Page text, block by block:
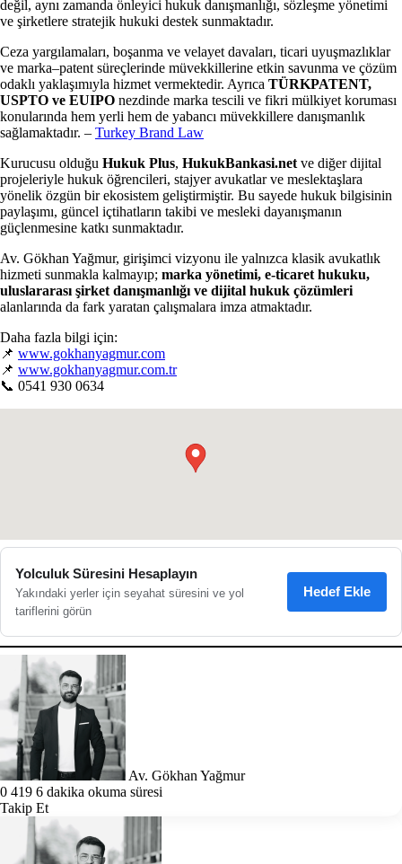
değil, aynı zamanda önleyici hukuk danışmanlığı, sözleşme yönetimi
ve şirketlere stratejik hukuki destek sunmaktadır.
Ceza yargılamaları, boşanma ve velayet davaları, ticari uyuşmazlıklar
ve marka–patent süreçlerinde müvekkillerine etkin savunma ve çözüm
odaklı yaklaşımıyla hizmet vermektedir. Ayrıca TÜRKPATENT,
USPTO ve EUIPO nezdinde marka tescili ve fikri mülkiyet koruması
konularında hem yerli hem de yabancı müvekkillere danışmanlık
sağlamaktadır. – Turkey Brand Law
Kurucusu olduğu Hukuk Plus, HukukBankasi.net ve diğer dijital
projeleriyle hukuk öğrencileri, stajyer avukatlar ve meslektaşlara
yönelik özgün bir ekosistem geliştirmiştir. Bu sayede hukuk bilgisinin
paylaşımı, güncel içtihatların takibi ve mesleki dayanışmanın
güçlenmesine katkı sunmaktadır.
Av. Gökhan Yağmur, girişimci vizyonu ile yalnızca klasik avukatlık
hizmeti sunmakla kalmayıp; marka yönetimi, e-ticaret hukuku,
uluslararası şirket danışmanlığı ve dijital hukuk çözümleri
alanlarında da fark yaratan çalışmalara imza atmaktadır.
Daha fazla bilgi için:
📌 www.gokhanyagmur.com
📌 www.gokhanyagmur.com.tr
📞 0541 930 0634
●
Yolculuk Süresini Hesaplayın
Yakındaki yerler için seyahat süresini ve yol
tariflerini görün
Hedef Ekle
Av. Gökhan Yağmur
0 419 6 dakika okuma süresi
Takip Et